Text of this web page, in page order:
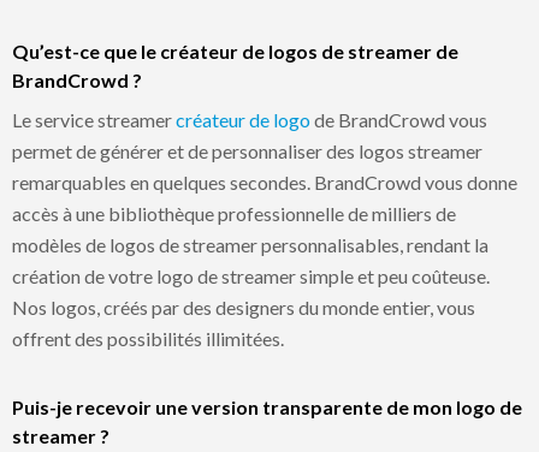
Qu’est-ce que le créateur de logos de streamer de
BrandCrowd ?
Le service streamercréateur de logode BrandCrowd vous
permet de générer et de personnaliser des logos streamer
remarquables en quelques secondes. BrandCrowd vous donne
accès à une bibliothèque professionnelle de milliers de
modèles de logos de streamer personnalisables, rendant la
création de votre logo de streamer simple et peu coûteuse.
Nos logos, créés par des designers du monde entier, vous
offrent des possibilités illimitées.
Puis-je recevoir une version transparente de mon logo de
streamer ?